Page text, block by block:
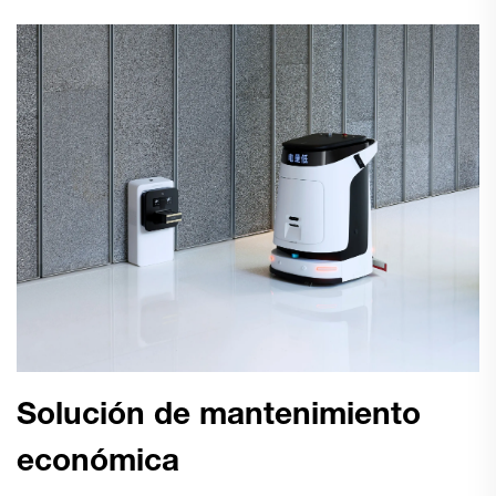
Solución de mantenimiento
económica